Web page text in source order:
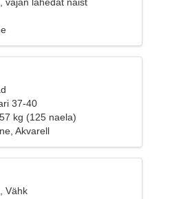
37-40
kg (125 naela)
Akvarell
Vähk